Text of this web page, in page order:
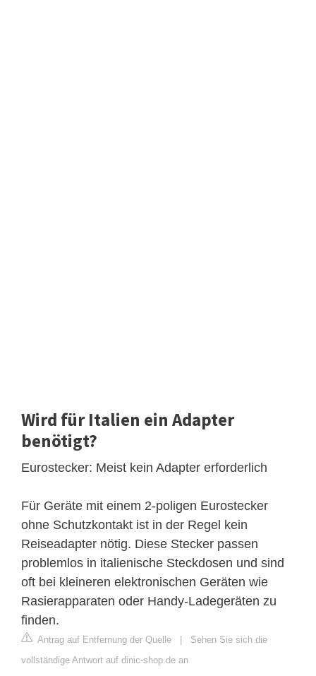
Wird für Italien ein Adapter
benötigt?
Eurostecker: Meist kein Adapter erforderlich
Für Geräte mit einem 2-poligen Eurostecker
ohne Schutzkontakt ist in der Regel kein
Reiseadapter nötig. Diese Stecker passen
problemlos in italienische Steckdosen und sind
oft bei kleineren elektronischen Geräten wie
Rasierapparaten oder Handy-Ladegeräten zu
finden.
Antrag auf Entfernung der Quelle | Sehen Sie sich die
vollständige Antwort auf dinic-shop.de an